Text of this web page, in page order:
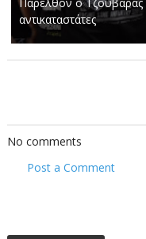
αντικαταστάτες
No comments
Post a Comment